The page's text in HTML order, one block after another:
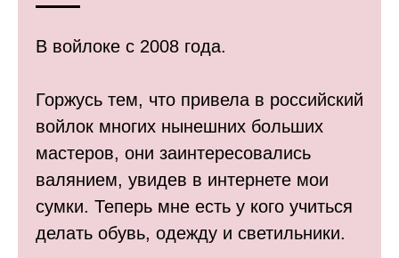
В войлоке с 2008 года.
Горжусь тем, что привела в российский
войлок многих нынешних больших
мастеров, они заинтересовались
валянием, увидев в интернете мои
сумки. Теперь мне есть у кого учиться
делать обувь, одежду и светильники.